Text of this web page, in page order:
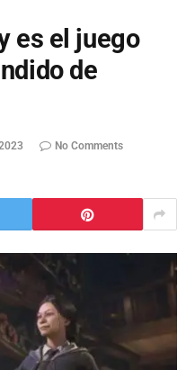
es el juego
de
No Comments